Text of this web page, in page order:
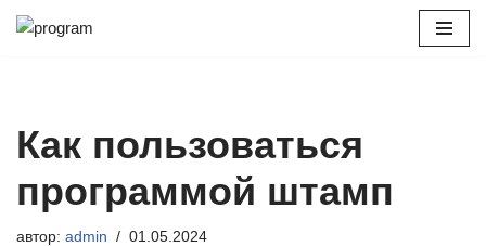
Как пользоваться
программой штамп
автор: admin 01.05.2024